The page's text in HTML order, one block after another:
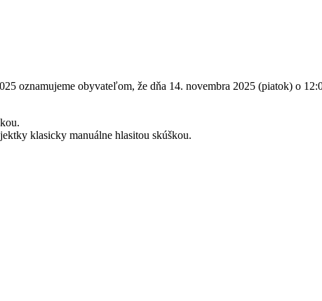
oznamujeme obyvateľom, že dňa 14. novembra 2025 (piatok) o
klasicky manuálne hlasitou skúškou.